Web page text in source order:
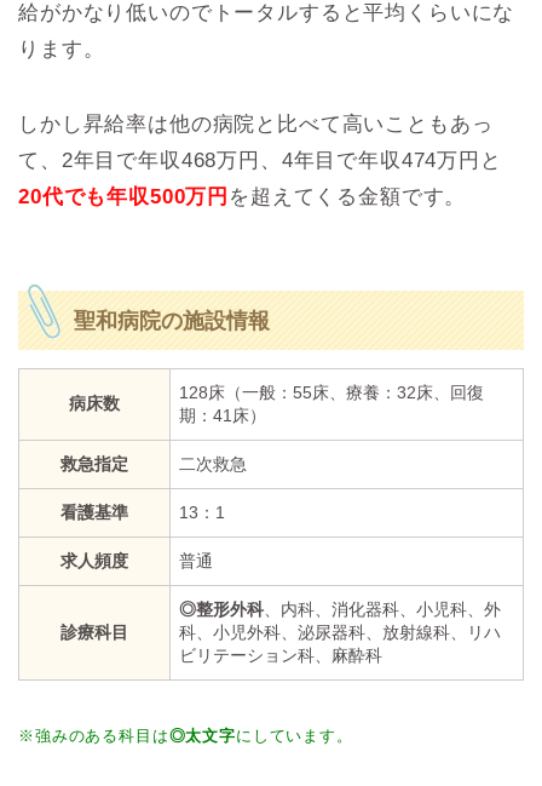
給がかなり低いのでトータルすると平均くらいにな
ります。
しかし昇給率は他の病院と比べて高いこともあっ
て、2年目で年収468万円、4年目で年収474万円と
20代でも年収500万円 を超えてくる金額です。
聖和病院の施設情報
病床数
128床（一般：55床、療養：32床、回復
期：41床）
救急指定 二次救急
看護基準 13：1
求人頻度 普通
診療科目
◎整形外科、内科、消化器科、小児科、外
科、小児外科、泌尿器科、放射線科、リハ
ビリテーション科、麻酔科
※強みのある科目は◎太文字にしています。